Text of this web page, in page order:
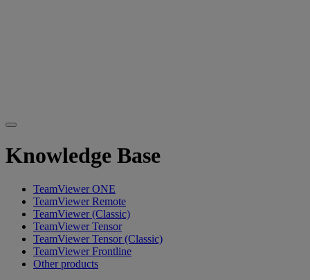
Knowledge Base
TeamViewer ONE
TeamViewer Remote
TeamViewer (Classic)
TeamViewer Tensor
TeamViewer Tensor (Classic)
TeamViewer Frontline
Other products